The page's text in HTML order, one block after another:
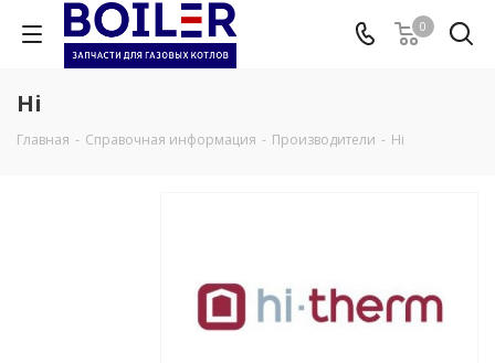
0
Hi
Главная - Справочная информация - Производители - Hi